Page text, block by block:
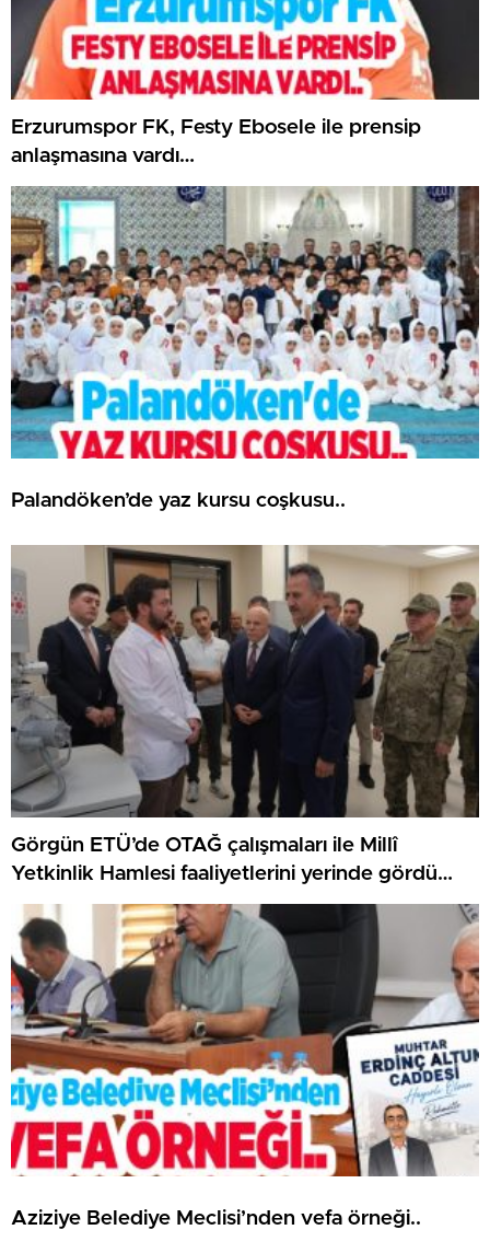
Erzurumspor FK, Festy Ebosele ile prensip
anlaşmasına vardı…
Palandöken’de yaz kursu coşkusu..
Görgün ETÜ’de OTAĞ çalışmaları ile Millî
Yetkinlik Hamlesi faaliyetlerini yerinde gördü…
Aziziye Belediye Meclisi’nden vefa örneği..